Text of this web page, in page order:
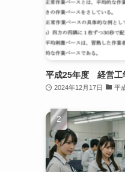
平成25年度 経営
2024年12月17日 平